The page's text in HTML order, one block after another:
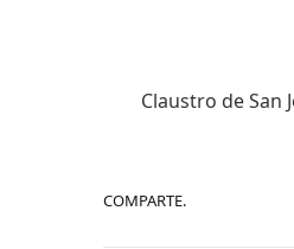
Claustro de San
COMPARTE.